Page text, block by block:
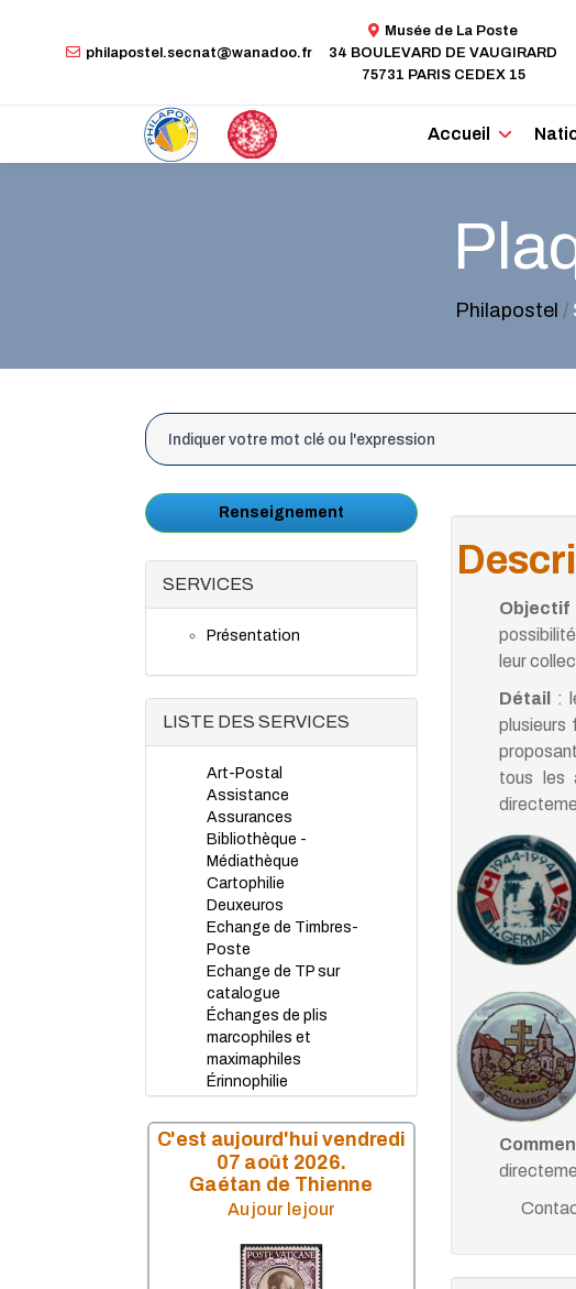
philapostel.secnat@wanadoo.fr
Musée de La Poste
34 BOULEVARD DE VAUGIRARD
75731 PARIS CEDEX 15
Accueil
Philapostel /
Renseignement
SERVICES
Présentation
LISTE DES SERVICES
Art-Postal
Assistance
Assurances
Bibliothèque -
Médiathèque
Cartophilie
Deuxeuros
Echange de Timbres-
Poste
Echange de TP sur
catalogue
Échanges de plis
marcophiles et
maximaphiles
Érinnophilie
Internet
Juvatélie
La Gazette
Mancoliste
Matériels
Nouveautés Marcophilie
Plaques de Muselet
C'est aujourd'hui vendredi
07 août 2026.
Gaétan de Thienne
Au jour le jour
Objectif
leur
Détail
:
plusieurs
tous les